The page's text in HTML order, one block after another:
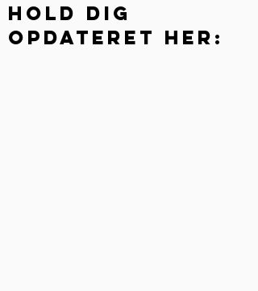
Hold dig
opdateret her: